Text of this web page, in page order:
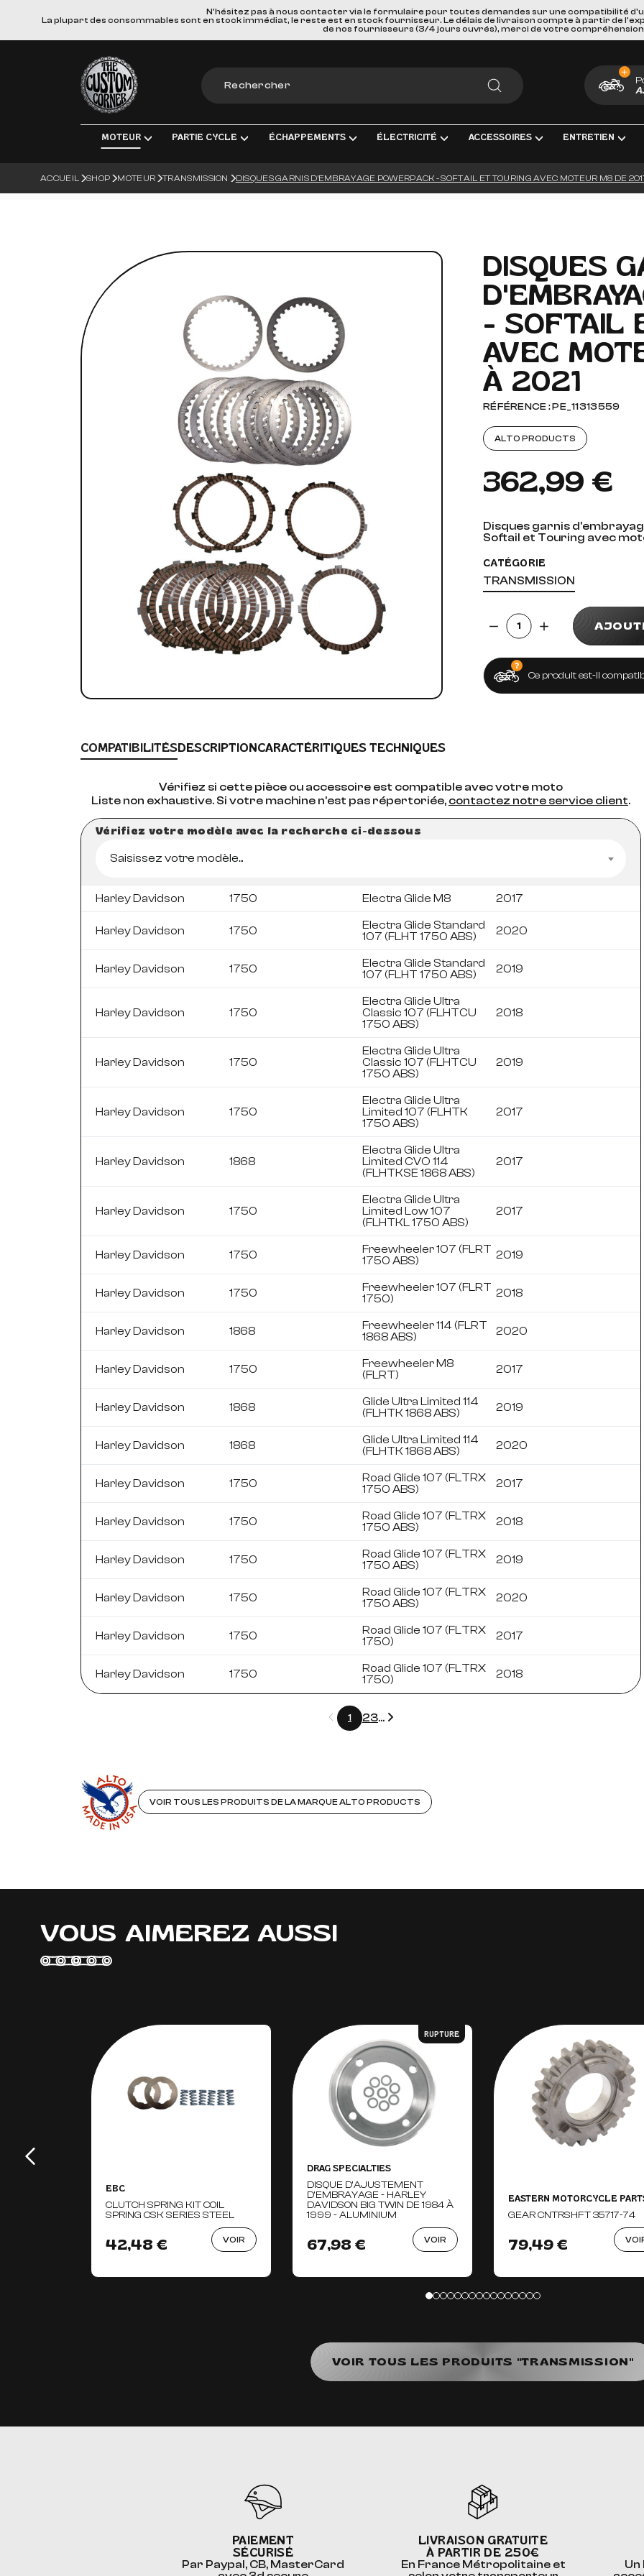
N'hésitez pas à nous contacter via le formulaire pour toutes demandes sur une compatibilité
La plupart des consommables sont en stock immédiat, le reste est en stock fournisseur. Le délais de livraison compte à partir de
de nos fournisseurs (3/4 jours ouvrés), merci de votre compréhension
The Custom Corner
RECHERCHER
MOTEUR
MOTEUR & PIÈCES DE RECHANGE
PARTIE CYCLE
TRANSMISSION FINALE
ROUES & ACCESSOIRES
CORPS DU VÉHICULE
GUIDONS ET COMMANDES MANUELLES
SELLES & SISSYBARS
REPOSE PIEDS & COMMANDES AUX PIEDS
CHAMBRES À AIR & ACCESSOIRES
ÉCHAPPEMENTS
LIGNES D'ÉCHAPPEMENT COMPLÈTE
ÉLECTRICITÉ
ÉLECTRICITÉ ET MESURE
BATTERIES
ACCESSOIRES
BAGAGERIE
ACCESSOIRES DIVERS
PAREBRISES ET CARENAGES
AUDIO, VIDÉO ET FIXATIONS
ENTRETIEN
HUILES, PRODUIT CHIMIQUES ET
BOUGIES D'ALLUMAGE
BATTERIES
OUTILLAGE
VISSERIE
GOODIES
ACCUEIL SHOP MOTEUR TRANSMISSION DISQUES GARNIS D'EMBRAYAGE POWERPACK - SOFTAIL ET TOURING AVEC MOTEUR M8 DE
DISQUES
- SOFTAIL
AVEC
À 2021
RÉFÉRENCE : PE_11313559
ALTO PRODUCTS
362,99 €
Disques garnis
Softail et Touring avec
CATÉGORIE
TRANSMISSION
Quantité
Ce produit est-il
COMPATIBILITÉSDESCRIPTIONCARACTÉRITIQUES TECHNIQUES
Vérifiez si cette pièce ou accessoire est compatible avec votre moto
Liste non exhaustive. Si votre machine n'est pas répertoriée, contactez notre service client.
Vérifiez votre modèle avec la recherche ci-dessous
Saisissez votre modèle...
Harley Davidson 1750 Electra Glide M8 2017
Harley Davidson 1750
Electra Glide Standard
107 (FLHT 1750 ABS)
2020
Harley Davidson 1750
Electra Glide Standard
107 (FLHT 1750 ABS)
2019
Harley Davidson 1750
Electra Glide Ultra
Classic 107 (FLHTCU
1750 ABS)
2018
Harley Davidson 1750
Electra Glide Ultra
Classic 107 (FLHTCU
1750 ABS)
2019
Harley Davidson 1750
Electra Glide Ultra
Limited 107 (FLHTK
1750 ABS)
2017
Harley Davidson 1868
Electra Glide Ultra
Limited CVO 114
(FLHTKSE 1868 ABS)
2017
Harley Davidson 1750
Electra Glide Ultra
Limited Low 107
(FLHTKL 1750 ABS)
2017
Harley Davidson 1750
Freewheeler 107 (FLRT
1750 ABS)
2019
Harley Davidson 1750
Freewheeler 107 (FLRT
1750)
2018
Harley Davidson 1868
Freewheeler 114 (FLRT
1868 ABS)
2020
Harley Davidson 1750
Freewheeler M8
(FLRT)
2017
Harley Davidson 1868
Glide Ultra Limited 114
(FLHTK 1868 ABS)
2019
Harley Davidson 1868
Glide Ultra Limited 114
(FLHTK 1868 ABS)
2020
Harley Davidson 1750
Road Glide 107 (FLTRX
1750 ABS)
2017
Harley Davidson 1750
Road Glide 107 (FLTRX
1750 ABS)
2018
Harley Davidson 1750
Road Glide 107 (FLTRX
1750 ABS)
2019
Harley Davidson 1750
Road Glide 107 (FLTRX
1750 ABS)
2020
Harley Davidson 1750
Road Glide 107 (FLTRX
1750)
2017
Harley Davidson 1750
Road Glide 107 (FLTRX
1750)
2018
Précédent
1 23...Suivant
VOIR TOUS LES PRODUITS DE LA MARQUE ALTO PRODUCTS
VOUS AIMEREZ AUSSI
EBC
CLUTCH SPRING KIT COIL
SPRING CSK SERIES STEEL
42,48 € VOIR
RUPTURE
DRAG SPECIALTIES
DISQUE D'AJUSTEMENT
D'EMBRAYAGE - HARLEY
DAVIDSON BIG TWIN DE 1984 À
1999 - ALUMINIUM
67,98 € VOIR
EASTERN MOTORCYCLE
GEAR CNTRSHFT 35717-74
79,49 €
VOIR TOUS LES PRODUITS "TRANSMISSION"
PAIEMENT
SÉCURISÉ
Par Paypal, CB, MasterCard
LIVRAISON GRATUITE
À PARTIR DE 250€
En France Métropolitaine et